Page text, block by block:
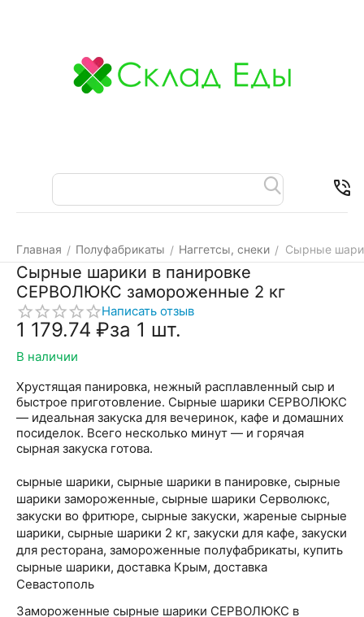
Главная / Полуфабрикаты / Наггетсы, снеки / Сырные
Сырные шарики в панировке
СЕРВОЛЮКС замороженные 2 кг
Написать отзыв
1 179.74 ₽за 1 шт.
В наличии
Хрустящая панировка, нежный расплавленный сыр и
быстрое приготовление. Сырные шарики СЕРВОЛЮКС
— идеальная закуска для вечеринок, кафе и домашних
посиделок. Всего несколько минут — и горячая
сырная закуска готова.
сырные шарики, сырные шарики в панировке, сырные
шарики замороженные, сырные шарики Серволюкс,
закуски во фритюре, сырные закуски, жареные сырные
шарики, сырные шарики 2 кг, закуски для кафе, закуски
для ресторана, замороженные полуфабрикаты, купить
сырные шарики, доставка Крым, доставка
Севастополь
Замороженные сырные шарики СЕРВОЛЮКС в